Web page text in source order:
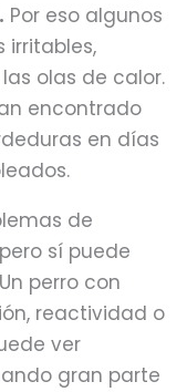
Por eso algunos
irritables,
olas de calor.
encontrado
en días
de
sí puede
perro con
reactividad o
ver
gran parte